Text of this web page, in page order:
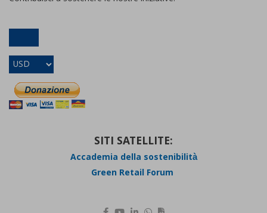
SITI SATELLITE:
Accademia della sostenibilità
Green Retail Forum